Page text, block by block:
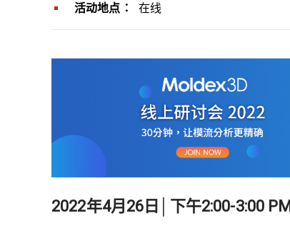
活动地点：
在线
2022年4月26日│下午2:00-3:00